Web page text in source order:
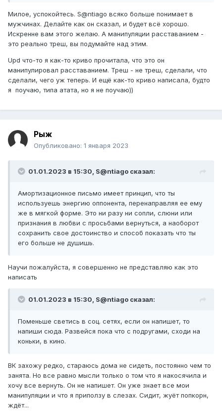
начались придирки что уделяет мало времени,
постоянные ссоры, где инициатор я, манипуляции
расставанием, опять же с моей стороны. Сама кричала
что все кончено, сама же через время прибегала
отношениях. Последняя ссора произошла тоже с моей
подачи, причина-ерунда. И снова все долшло до
расставания, правда он просто спросил может лучше
нам остаться друзьями? Я на эмоциях сказала тогда все,
успокоилась, позвонила ему и спокойно попросила
прощения за свое поведение. На что он мне сказал что
закончил разговор. Парень очень уверенный в себе,
нехватки внимания, с его стороны-игнорирование моих
потребностей, парень предпочитает поиграть в комп,
С днем рождения он меня поздравил в итоге, написал
поздравление, где пожелал любви блин. На оба
сообщения я ответила спокойно. Помимо этих двух
третью неделю.
посетила психолога, где так же проработали проблемы
и прояснили ситуцацию, эволюцию читала.
оправдываю, вела себя как мозгоклюйка (выносила
мозг спокойно и без истерик). Склонна к поступкам на
эмоциях, потом успокаиваюсь и е-мое, что же я
натворила. Я готова менять себя в отношениях,
прочитано море литератцры про ближе дальше,
Милое, успокойтесь. S@ntiago всяко больше понимает в
мужчинах. Делайте как он сказал, и будет всё хорошо.
Искренне вам этого желаю. А манипуляции расставанием -
это реально треш, вы подумайте над этим.
Upd что-то я как-то криво прочитала, что это он
манипулировал расставанием. Треш - не треш, сделали, что
сделали, чего уж теперь. И ещё как-то криво написала, будто
я поучаю, типа атата, но я не поучаю))
Рыж
Опубликовано: 1 января 2023
01.01.2023 в 15:30, S@ntiago сказал:
Амортизационное письмо имеет принцип, что ты
используешь энергию оппонента, перенаправляя ее ему
же в мягкой форме. Это ни разу ни сопли, слюни или
признания в любви с просьбами вернуться, а наоборот
сохранить свое достоинство и способ показать что ты
его больше не душишь.
Научи пожалуйста, я совершенно не представляю как это
написать
01.01.2023 в 15:30, S@ntiago сказал:
Поменьше светись в соц. сетях, если он напишет, то
напиши сюда. Развейся пока что с подругами, сходи на
коньки, в кино.
ВК захожу редко, стараюсь дома не сидеть, постоянно чем то
занята. Но все равно мысли только о том что я накосячила и
хочу все вернуть. Он не напишет. Он уже знает все мои
манипуляции и что я приползу в слезах. Сидит, жуёт попкорн,
ждёт...